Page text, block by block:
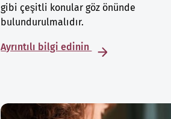
gibi çeşitli konular göz önünde
bulundurulmalıdır.
Ayrıntılı bilgi edinin